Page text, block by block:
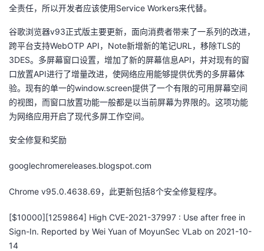
注
开
发
者
学
堂
程
认
的
我
的
Programs
我
的
支
持
我
支
声
全责任，所以开发者应该使用Service Workers来代替。
谷歌浏览器v93正式版主要更新，面向消费者带来了一系列的改进，
跨平台支持WebOTP API，Note新增新的笔记URL，移除TLS的
3DES。多屏幕窗口设置，增加了新的屏幕信息API，并对现有的窗
口放置API进行了增量改进，使网络应用能够提供优秀的多屏幕体
验。现有的单一的window.screen提供了一个有限的可用屏幕空间
的视图，而窗口放置功能一般都是以当前屏幕为界限的。这项功能
为网络应用开启了现代多屏工作空间。
安全修复和奖励
googlechromereleases.blogspot.com
Chrome v95.0.4638.69，此更新包括8个安全修复程序。
[$10000][1259864] High CVE-2021-37997 : Use after free in
Sign-In. Reported by Wei Yuan of MoyunSec VLab on 2021-10-
14